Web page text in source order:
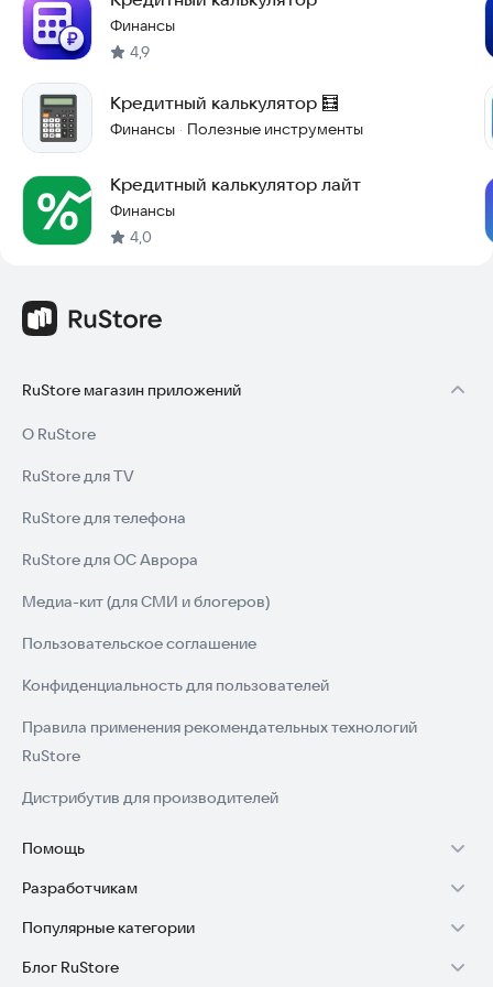
Финансы
4,9
Кредитный калькулятор 🧮
Финансы · Полезные инструменты
Кредитный калькулятор лайт
Финансы
4,0
RuStore магазин приложений
О RuStore
RuStore для TV
RuStore для телефона
RuStore для ОС Аврора
Медиа-кит (для СМИ и блогеров)
Пользовательское соглашение
Конфиденциальность для пользователей
Правила применения рекомендательных технологий
RuStore
Дистрибутив для производителей
Помощь
Установка RuStore на TV
Установка RuStore на телефон
Установка RuStore в машину
Разработчикам
Зарабатывать с RuStore
Стать разработчиком
Популярные категории
Игры для Android
Блог RuStore